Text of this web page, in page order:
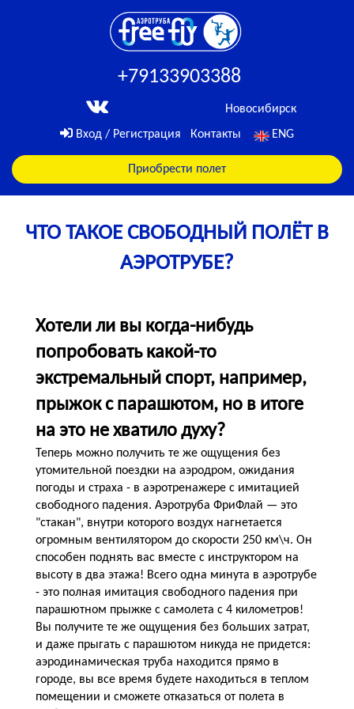
+79133903388
Новосибирск
Вход / Регистрация
Контакты ENG
Приобрести полет
ЧТО ТАКОЕ СВОБОДНЫЙ ПОЛЁТ В
АЭРОТРУБЕ?
Хотели ли вы когда-нибудь
попробовать какой-то
экстремальный спорт, например,
прыжок с парашютом, но в итоге
на это не хватило духу?
Теперь можно получить те же ощущения без
утомительной поездки на аэродром, ожидания
погоды и страха - в аэротренажере с имитацией
свободного падения. Аэротруба ФриФлай — это
"стакан", внутри которого воздух нагнетается
огромным вентилятором до скорости 250 км\ч. Он
способен поднять вас вместе с инструктором на
высоту в два этажа! Всего одна минута в аэротрубе
- это полная имитация свободного падения при
парашютном прыжке с самолета с 4 километров!
Вы получите те же ощущения без больших затрат,
и даже прыгать с парашютом никуда не придется:
аэродинамическая труба находится прямо в
городе, вы все время будете находиться в теплом
помещении и сможете отказаться от полета в